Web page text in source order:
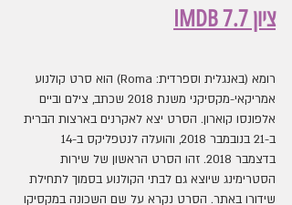
ציון IMDB 7.7
רומא (באנגלית וספרדית: Roma) הוא סרט קולנוע
אמריקאי-מקסיקני משנת 2018 שכתב, צילם וביים
אלפונסו קוארון. הסרט יצא לאקרנים בארצות הברית
בדצמבר 2018. זהו הסרט הראשון של שירות
הסטרימינג שיוצא גם לבתי הקולנוע בסמוך לתחילת
שידורו באתר. הסרט נקרא על שם השכונה במקסיקו